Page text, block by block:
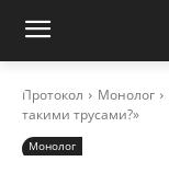
Протокол Монолог
такими трусами?»
Монолог